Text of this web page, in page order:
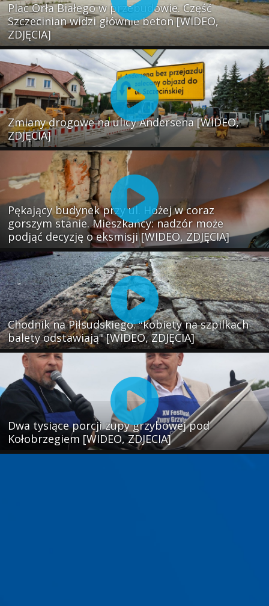
Plac Orła Białego w przebudowie. Część
Szczecinian widzi głównie beton [WIDEO,
ZDJĘCIA]
Zmiany drogowe na ulicy Andersena [WIDEO,
ZDJĘCIA]
Pękający budynek przy ul. Hożej w coraz
gorszym stanie. Mieszkańcy: nadzór może
podjąć decyzję o eksmisji [WIDEO, ZDJĘCIA]
Chodnik na Piłsudskiego: "kobiety na szpilkach
balety odstawiają" [WIDEO, ZDJĘCIA]
Dwa tysiące porcji zupy grzybowej pod
Kołobrzegiem [WIDEO, ZDJECIA]